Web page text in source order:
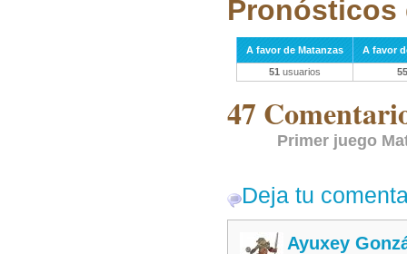
Pronósticos
A favor de Matanzas
A favor
51 usuarios 55
47
Primer juego
Deja tu
Ayuxey